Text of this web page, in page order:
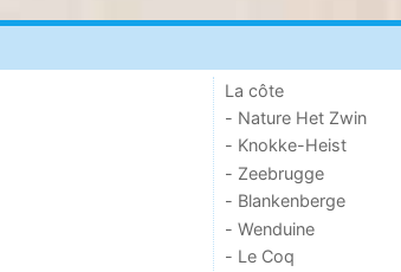
La côte
- Nature Het Zwin
- Knokke-Heist
- Zeebrugge
- Blankenberge
- Wenduine
- Le Coq